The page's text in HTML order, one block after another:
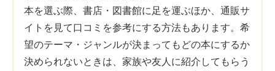
本を選ぶ際、書店・図書館に足を運ぶほか、通販サ
イトを見て口コミを参考にする方法もあります。希
望のテーマ・ジャンルが決まってもどの本にするか
決められないときは、家族や友人に紹介してもらう